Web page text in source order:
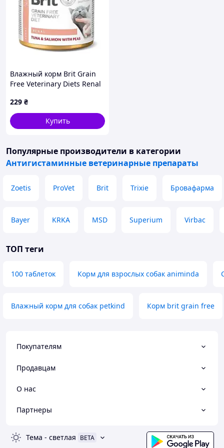
Влажный корм Brit Grain
Free Veterinary Diets Renal
хронической почечной
недостаточностью
(100714/9870)
229 ₴
Купить
Популярные производители в категории
Антигистаминные ветеринарные препараты
Zoetis ProVet Brit Trixie Бровафарма
Bayer KRKA MSD Superium Virbac
ТОП теги
100 таблеток Корм для взрослых собак animinda
Влажный корм для собак petkind Корм brit grain free
Покупателям
Продавцам
О нас
Партнеры
Тема - светлая BETA